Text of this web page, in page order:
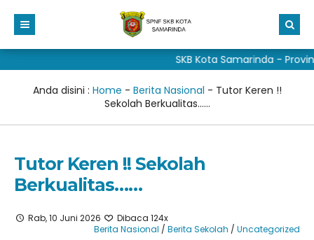
Profil
Sarana Prasarana
Struktur
Program Kerja
Galeri
Unduh Media
ALUMNI
Taman baca masyarakat
materi pkn sd
Buku Dongeng Anak
DAFTAR BARU
DAFTAR ULANG
SKB Kota Samarinda -
Anda disini : Home - Berita Nasional - Tutor Keren !!
Sekolah Berkualitas……
Tutor Keren !! Sekolah
Berkualitas……
Rab, 10 Juni 2026
Dibaca 124x
Berita Nasional / Berita Sekolah / Uncategorized